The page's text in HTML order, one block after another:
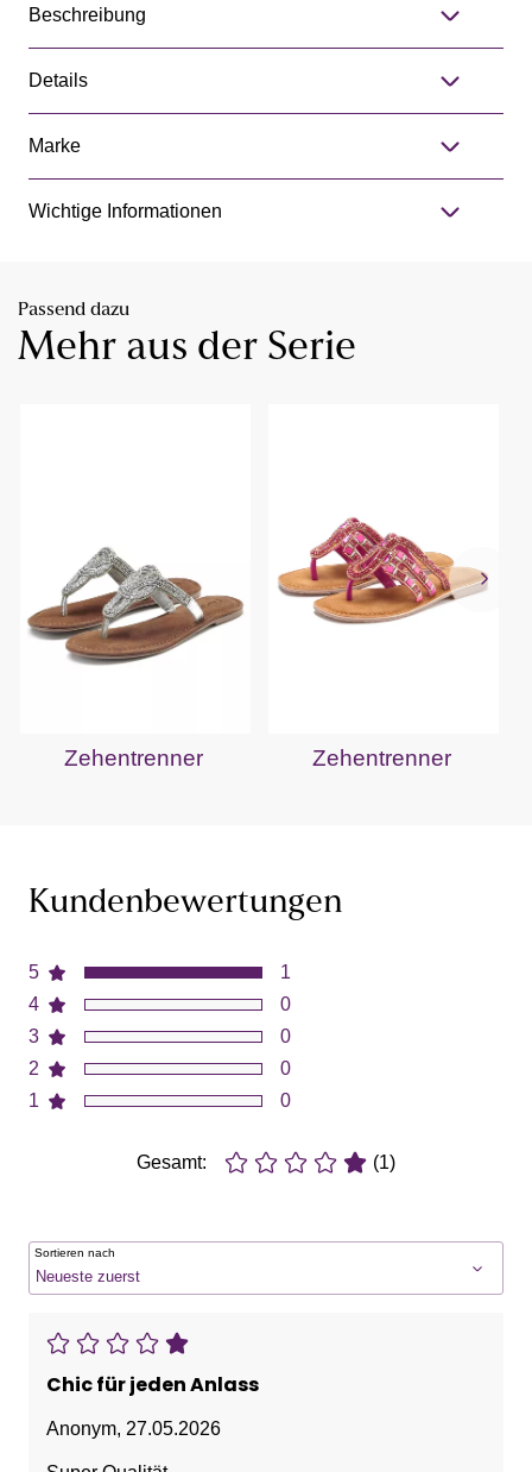
Beschreibung
Details
Marke
Wichtige Informationen
Passend dazu
Mehr aus der Serie
Zehentrenner Zehentrenner
Kundenbewertungen
5
4
3
2
1
1
0
0
0
0
Gesamt: (1)
Sortieren nach
Chic für jeden Anlass
Anonym, 27.05.2026